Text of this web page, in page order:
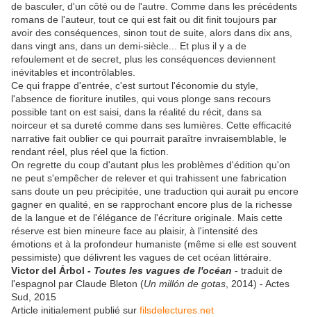
de basculer, d'un côté ou de l'autre. Comme dans les précédents
romans de l'auteur, tout ce qui est fait ou dit finit toujours par
avoir des conséquences, sinon tout de suite, alors dans dix ans,
dans vingt ans, dans un demi-siècle... Et plus il y a de
refoulement et de secret, plus les conséquences deviennent
inévitables et incontrôlables.
Ce qui frappe d'entrée, c'est surtout l'économie du style,
l'absence de fioriture inutiles, qui vous plonge sans recours
possible tant on est saisi, dans la réalité du récit, dans sa
noirceur et sa dureté comme dans ses lumières. Cette efficacité
narrative fait oublier ce qui pourrait paraître invraisemblable, le
rendant réel, plus réel que la fiction.
On regrette du coup d'autant plus les problèmes d'édition qu'on
ne peut s'empêcher de relever et qui trahissent une fabrication
sans doute un peu précipitée, une traduction qui aurait pu encore
gagner en qualité, en se rapprochant encore plus de la richesse
de la langue et de l'élégance de l'écriture originale. Mais cette
réserve est bien mineure face au plaisir, à l'intensité des
émotions et à la profondeur humaniste (même si elle est souvent
pessimiste) que délivrent les vagues de cet océan littéraire.
Victor del Árbol - Toutes les vagues de l'océan - traduit de
l'espagnol par Claude Bleton (Un millón de gotas , 2014) - Actes
Sud, 2015
Article initialement publié sur filsdelectures.net